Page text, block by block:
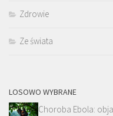
Zdrowie
Ze świata
LOSOWO WYBRANE
Choroba Ebola: